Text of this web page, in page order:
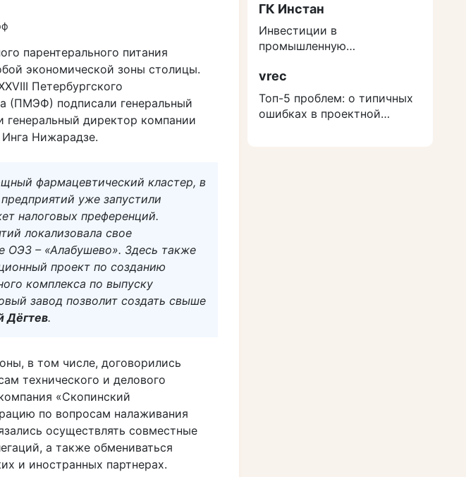
парентерального питания
экономической зоны столицы.
Петербургского
(ПМЭФ) подписали генеральный
директор компании
Нижарадзе.
фармацевтический кластер, в
уже запустили
налоговых преференций.
локализовала свое
ОЭЗ – «Алабушево». Здесь также
проект по созданию
комплекса по выпуску
завод позволит создать свыше
Дёгтев.
в том числе, договорились
технического и делового
«Скопинский
по вопросам налаживания
осуществлять совместные
а также обмениваться
и иностранных партнерах.
ГК Инстан
Инвестиции в
промышленную
защититься от роста
расходов на строительство
vrec
Топ-5 проблем: о типичных
ошибках в проектной